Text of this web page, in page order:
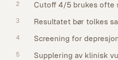
2 Cutoff 4/5 brukes ofte
3 Resultatet bør tolkes
4 Screening for
5 Supplering av klinisk